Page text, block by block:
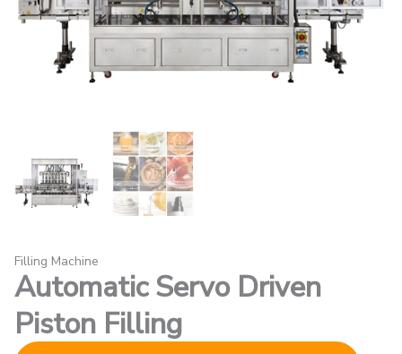
Filling Machine
Automatic Servo Driven
Piston Filling